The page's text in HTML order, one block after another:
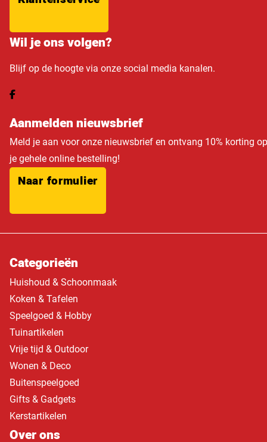
Wil je ons volgen?
Blijf op de hoogte via onze social media kanalen.
Aanmelden nieuwsbrief
Meld je aan voor onze nieuwsbrief en ontvang 10% korting op
je gehele online bestelling!
Naar formulier
Categorieën
Huishoud & Schoonmaak
Koken & Tafelen
Speelgoed & Hobby
Tuinartikelen
Vrije tijd & Outdoor
Wonen & Deco
Buitenspeelgoed
Gifts & Gadgets
Kerstartikelen
Over ons